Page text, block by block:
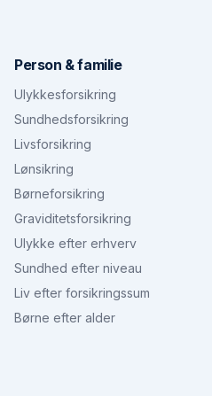
Person & familie
Ulykkesforsikring
Sundhedsforsikring
Livsforsikring
Lønsikring
Børneforsikring
Graviditetsforsikring
Ulykke efter erhverv
Sundhed efter niveau
Liv efter forsikringssum
Børne efter alder